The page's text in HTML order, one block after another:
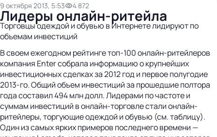
9 октября 2013, 5:53 4 872
Лидеры онлайн-ритейла
Торговцы одеждой и обувью в Интернете лидируют по
объемам инвестиций
В своем ежегодном рейтинге топ-100 онлайн-ритейлеров
компания Enter собрала информацию о крупнейших
инвестиционных сделках за 2012 год и первое полугодие
2013‑го. Общий объем инвестиций за прошедшие полтора
года составил 494 млн долл. Лидерами по частоте и
суммам инвестиций в онлайн-торговле стали онлайн-
ритейлеры, торгующие одеждой и обувью (см. таблицу).
Один из самых ярких примеров последнего времени —